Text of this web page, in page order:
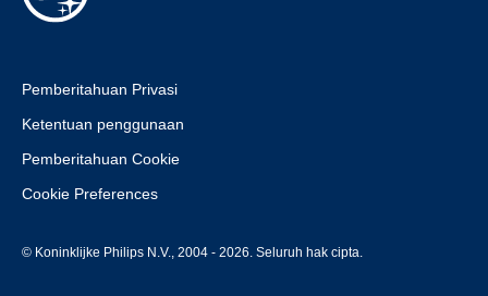
Pemberitahuan Privasi
Ketentuan penggunaan
Pemberitahuan Cookie
Cookie Preferences
© Koninklijke Philips N.V., 2004 - 2026. Seluruh hak cipta.